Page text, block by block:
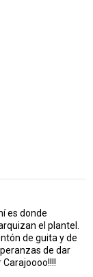
es donde
el plantel.
de guita y de
de dar